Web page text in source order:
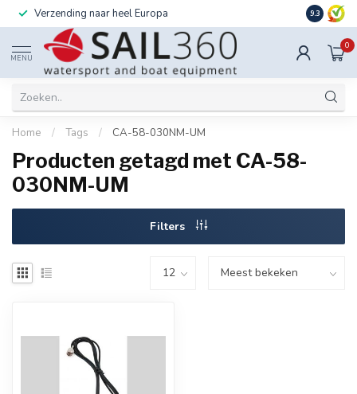
Verzending naar heel Europa Ook
9.3
MENU
0
Home / Tags / CA-58-030NM-UM
Producten getagd met CA-58-
030NM-UM
Filters